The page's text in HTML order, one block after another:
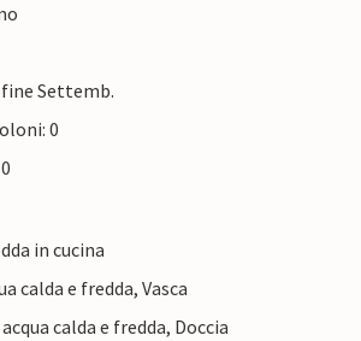
Settemb.
0
in cucina
calda e fredda, Vasca
calda e fredda, Doccia